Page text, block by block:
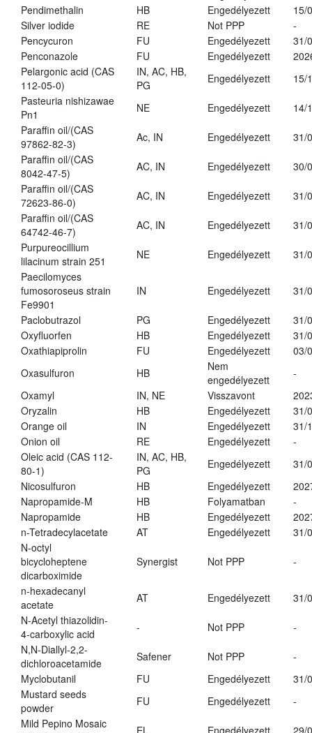
Pendimethalin
HB Engedélyezett
15/
Silver iodide
RE Not PPP
-
Pencycuron
FU Engedélyezett
31/
Penconazole
FU Engedélyezett
Pelargonic acid (CAS
112-05-0)
IN, AC, HB,
PG
Engedélyezett
15/
Pasteuria nishizawae
Pn1
NE Engedélyezett
14/
Paraffin oil/(CAS
97862-82-3)
Ac, IN Engedélyezett
31/
Paraffin oil/(CAS
8042-47-5)
AC, IN Engedélyezett
30/
Paraffin oil/(CAS
72623-86-0)
AC, IN Engedélyezett
31/
Paraffin oil/(CAS
64742-46-7)
AC, IN Engedélyezett
31/
Purpureocillium
lilacinum strain 251
NE Engedélyezett
31/
Paecilomyces
fumosoroseus strain
Fe9901
IN Engedélyezett 31/
Paclobutrazol PG Engedélyezett
31/
Oxyfluorfen
HB Engedélyezett
31/
Oxathiapiprolin
FU Engedélyezett
03/
Oxasulfuron
HB
Nem
engedélyezett
-
Oxamyl
IN, NE Visszavont
Oryzalin
HB Engedélyezett
31/
Orange oil
IN Engedélyezett
31/
Onion oil
RE Engedélyezett
-
Oleic acid (CAS 112-
80-1)
IN, AC, HB,
PG
Engedélyezett
31/
Nicosulfuron
HB Engedélyezett
Napropamide-M
HB Folyamatban
-
Napropamide
HB Engedélyezett
n-Tetradecylacetate
AT Engedélyezett
31/
N-octyl
bicycloheptene
dicarboximide
Synergist Not PPP -
n-hexadecanyl
acetate
AT Engedélyezett
31/
N-Acetyl thiazolidin-
4-carboxylic acid
- Not PPP
-
N,N-Diallyl-2,2-
dichloroacetamide
Safener Not PPP
-
Myclobutanil
FU Engedélyezett
31/
Mustard seeds
powder
FU Engedélyezett
-
Mild Pepino Mosaic